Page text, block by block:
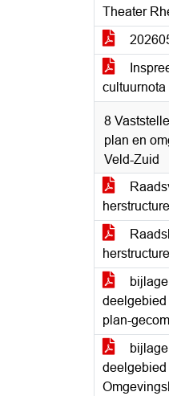
Theater
cultuurnota
8
plan en
Veld-Zuid
deelgebied
plan-
deelgebied